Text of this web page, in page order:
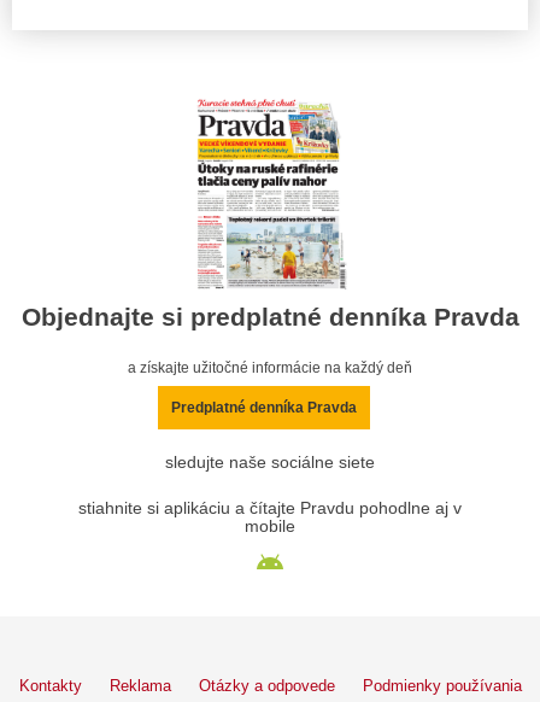
Objednajte si predplatné denníka Pravda
a získajte užitočné informácie na každý deň
Predplatné denníka Pravda
sledujte naše sociálne siete
stiahnite si aplikáciu a čítajte Pravdu pohodlne aj v
mobile
Kontakty Reklama Otázky a odpovede Podmienky používania